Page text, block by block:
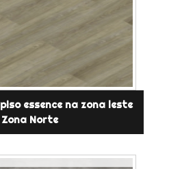
essence na zona leste
Zona Norte